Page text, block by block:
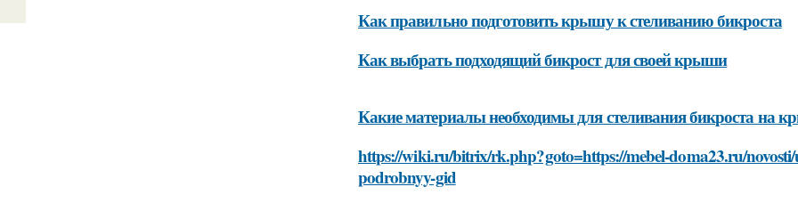
Как правильно подготовить крышу к стеливанию бикроста
Как выбрать подходящий бикрост для своей крыши
Какие материалы необходимы для стеливания бикроста на
https://wiki.ru/bitrix/rk.php?goto=https://mebel-doma23.ru/
podrobnyy-gid